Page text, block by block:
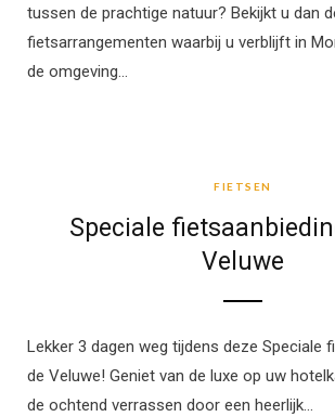
tussen de prachtige natuur? Bekijkt u dan
fietsarrangementen waarbij u verblijft in
de omgeving…
FIETSEN
Speciale
Veluwe
Lekker 3 dagen weg tijdens deze Speciale
de Veluwe! Geniet van de luxe op uw
de ochtend verrassen door een heerlijk…